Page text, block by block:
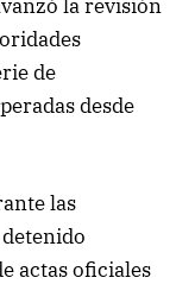
la revisión
de
desde
las
actas oficiales